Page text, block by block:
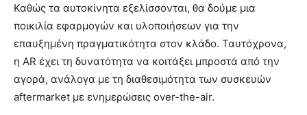
Καθώς τα αυτοκίνητα εξελίσσονται, θα δούμε μια
ποικιλία εφαρμογών και υλοποιήσεων για την
επαυξημένη πραγματικότητα στον κλάδο. Ταυτόχρονα,
η AR έχει τη δυνατότητα να κοιτάξει μπροστά από την
αγορά, ανάλογα με τη διαθεσιμότητα των συσκευών
aftermarket με ενημερώσεις over-the-air.